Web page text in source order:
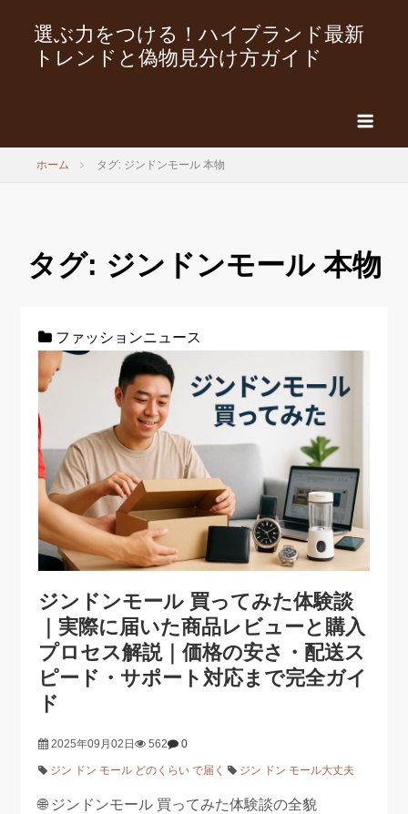
選ぶ力をつける！ハイブランド最新
トレンドと偽物見分け方ガイド
ホーム タグ: ジンドンモール 本物
タグ: ジンドンモール 本物
ファッションニュース
ジンドンモール 買ってみた体験談
｜実際に届いた商品レビューと購入
プロセス解説｜価格の安さ・配送ス
ピード・サポート対応まで完全ガイ
ド
2025年09月02日 562 0
ジン ドン モール どのくらい で届く ジン ドン モール大丈夫
🌐 ジンドンモール 買ってみた体験談の全貌